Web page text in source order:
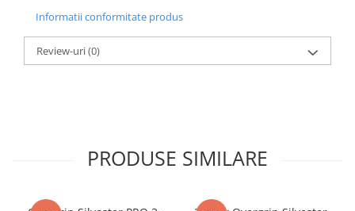
Informatii conformitate produs
Review-uri(0)
PRODUSE SIMILARE